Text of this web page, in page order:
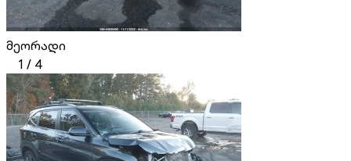
მეორადი
1 / 4